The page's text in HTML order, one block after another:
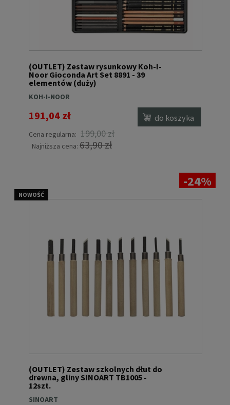
(OUTLET) Zestaw rysunkowy Koh-I-
Noor Gioconda Art Set 8891 - 39
elementów (duży)
KOH-I-NOOR
191,04 zł
Cena regularna: 199,00 zł
Najniższa cena: 63,90 zł
do koszyka
(OUTLET) Zestaw szkolnych dłut do
drewna, gliny SINOART TB1005 -
12szt.
SINOART
-24%
NOWOŚĆ